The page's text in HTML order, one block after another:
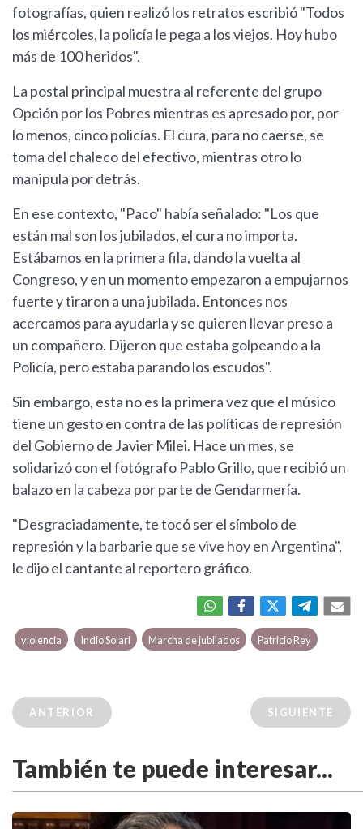
fotografías, quien realizó los retratos escribió "Todos
los miércoles, la policía le pega a los viejos. Hoy hubo
más de 100 heridos".
La postal principal muestra al referente del grupo
Opción por los Pobres mientras es apresado por, por
lo menos, cinco policías. El cura, para no caerse, se
toma del chaleco del efectivo, mientras otro lo
manipula por detrás.
En ese contexto, "Paco" había señalado: "Los que
están mal son los jubilados, el cura no importa.
Estábamos en la primera fila, dando la vuelta al
Congreso, y en un momento empezaron a empujarnos
fuerte y tiraron a una jubilada. Entonces nos
acercamos para ayudarla y se quieren llevar preso a
un compañero. Dijeron que estaba golpeando a la
Policía, pero estaba parando los escudos".
Sin embargo, esta no es la primera vez que el músico
tiene un gesto en contra de las políticas de represión
del Gobierno de Javier Milei. Hace un mes, se
solidarizó con el fotógrafo Pablo Grillo, que recibió un
balazo en la cabeza por parte de Gendarmería.
"Desgraciadamente, te tocó ser el símbolo de
represión y la barbarie que se vive hoy en Argentina",
le dijo el cantante al reportero gráfico.
violencia Indio Solari Marcha de jubilados Patricio Rey
ANTERIOR SIGUIENTE
También te puede interesar...